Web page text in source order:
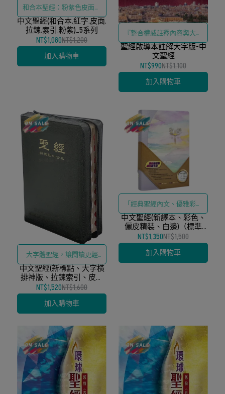
和合本聖經：粉紫色皮面、
小型紅字版、標題雙色版、
拉鍊索引
中文聖經(和合本.紅字.皮面.
拉鍊.索引.粉紫)_5系列
NT$1,080NT$1,200
加入購物車
『整合權威註釋內容與大字
體排版設計、精準對接中老
年研經群體與初信者之閱讀
與理解需求、強化聖經背景
知識與生活應用之連結』
聖經啟導本註解大字版-中
文聖經
NT$990NT$1,100
加入購物車
大字體聖經，讓閱讀更輕
鬆！
中文聖經(新標點、大字橫
排神版、拉鍊索引、皮面
黑)
NT$1,520NT$1,600
加入購物車
「經典聖經內文、優雅彩色
儷皮與精緻白邊工藝」
中文聖經(新譯本、彩色、
儷皮精裝、白邊)（標準
裝）
NT$1,350NT$1,500
加入購物車